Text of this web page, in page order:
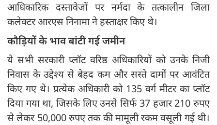
आधिकारिक दस्तावेजों पर नर्मदा के तत्कालीन जिला
कलेक्टर आरएस निनामा ने हस्ताक्षर किए थे।
कौड़ियों के भाव बांटी गई जमीन
ये सभी सरकारी प्लॉट वरिष्ठ अधिकारियों को उनके निजी
निवास के उद्देश्य से बेहद कम और सस्ते दामों पर आवंटित
किए गए थे। प्रत्येक अधिकारी को 135 वर्ग मीटर का प्लॉट
दिया गया था, जिसके लिए उनसे सिर्फ 37 हजार 210 रुपए
से लेकर 50,000 रुपए तक की मामूली रकम वसूली गई थी।